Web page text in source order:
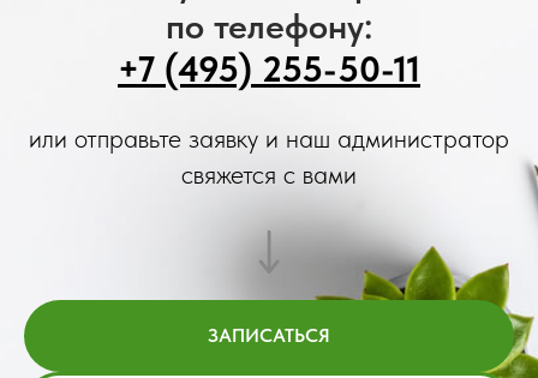
по телефону:
+7 (495) 255-50-11
или отправьте заявку и наш администратор
свяжется с вами
ЗАПИСАТЬСЯ